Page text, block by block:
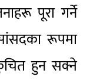
पूरा गर्ने
रूपमा
हुन सक्ने